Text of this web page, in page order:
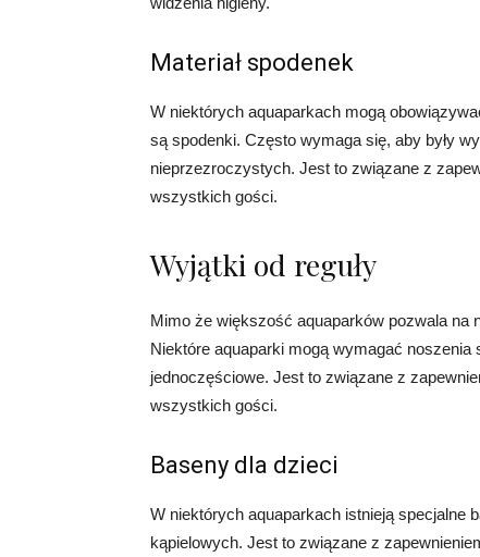
Materiał spodenek
W niektórych aquaparkach mogą
są spodenki. Często wymaga się, aby były
nieprzezroczystych. Jest to związane z
wszystkich gości.
Wyjątki od reguły
Mimo że większość aquaparków pozwala na
Niektóre aquaparki mogą wymagać
jednoczęściowe. Jest to związane z
wszystkich gości.
Baseny dla dzieci
W niektórych aquaparkach istnieją specjalne
kąpielowych. Jest to związane z